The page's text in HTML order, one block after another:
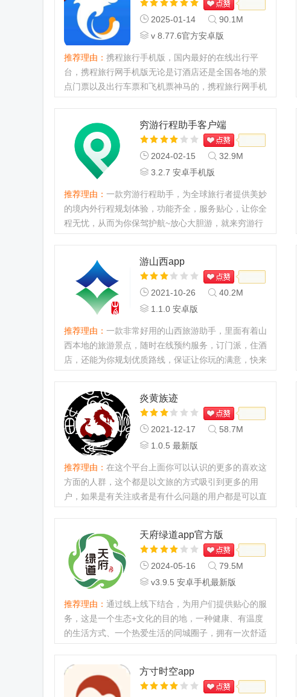
2025-01-14
90.1M
v 8.77.6官方安卓版
推荐理由： 携程旅行手机版，国内最好的在线出行平
台，携程旅行网手机版无论是订酒店还是全国各地的景
点门票以及出行车票和飞机票神马的，携程旅行网手机
穷游行程助手客户端
2024-02-15
32.9M
3.2.7 安卓手机版
推荐理由： 一款穷游行程助手，为全球旅行者提供美妙
的境内外行程规划体验，功能齐全，服务贴心，让你全
程无忧，从而为你保驾护航~放心大胆游，就来穷游行
游山西app
2021-10-26
40.2M
1.1.0 安卓版
推荐理由： 一款非常好用的山西旅游助手，里面有着山
西本地的旅游景点，随时在线预约服务，订门派，住酒
店，还能为你规划优质路线，保证让你玩的满意，快来
炎黄族迹
2021-12-17
58.7M
1.0.5 最新版
推荐理由： 在这个平台上面你可以认识的更多的喜欢这
方面的人群，这个都是以文旅的方式吸引到更多的用
户，如果是有关注或者是有什么问题的用户都是可以直
天府绿道app官方版
2024-05-16
79.5M
v3.9.5 安卓手机最新版
推荐理由： 通过线上线下结合，为用户们提供贴心的服
务，这是一个生态+文化的目的地，一种健康、有温度
的生活方式、一个热爱生活的同城圈子，拥有一次舒适
方寸时空app